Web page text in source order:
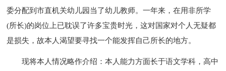
委分配到市直机关幼儿园当了幼儿教师。一年来，在用非所学
(所长)的岗位上已耽误了许多宝贵时光，这对国家对个人无疑都
是损失，故本人渴望要寻找一个能发挥自己所长的地方。
现将本人情况略作介绍：本人能力方面长于语文学科，高中